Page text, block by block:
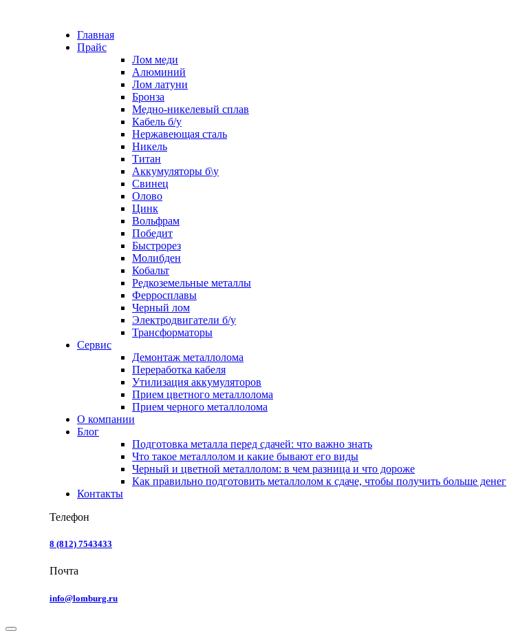
Главная
Прайс
Лом меди
Алюминий
Лом латуни
Бронза
Медно-никелевый сплав
Кабель б/у
Нержавеющая сталь
Никель
Титан
Аккумуляторы б\у
Свинец
Олово
Цинк
Вольфрам
Победит
Быстрорез
Молибден
Кобальт
Редкоземельные металлы
Ферросплавы
Черный лом
Электродвигатели б/у
Трансформаторы
Сервис
Демонтаж металлолома
Переработка кабеля
Утилизация аккумуляторов
Прием цветного металлолома
Прием черного металлолома
О компании
Блог
Подготовка металла перед сдачей: что важно знать
Что такое металлолом и какие бывают его виды
Черный и цветной металлолом: в чем разница и что дороже
Как правильно подготовить металлолом к сдаче, чтобы получить больше денег
Контакты
Телефон
8 (812) 7543433
Почта
info@lomburg.ru